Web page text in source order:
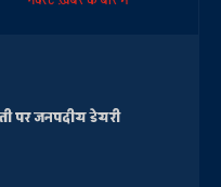
पर जनपदीय डेयरी